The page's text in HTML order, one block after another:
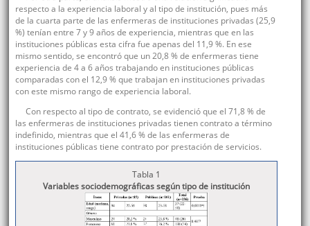
respecto a la experiencia laboral y al tipo de institución, pues más
de la cuarta parte de las enfermeras de instituciones privadas (25,9
%) tenían entre 7 y 9 años de experiencia, mientras que en las
instituciones públicas esta cifra fue apenas del 11,9 %. En ese
mismo sentido, se encontró que un 20,8 % de enfermeras tiene
experiencia de 4 a 6 años trabajando en instituciones públicas
comparadas con el 12,9 % que trabajan en instituciones privadas
con este mismo rango de experiencia laboral.
Con respecto al tipo de contrato, se evidenció que el 71,8 % de
las enfermeras de instituciones privadas tienen contrato a término
indefinido, mientras que el 41,6 % de las enfermeras de
instituciones públicas tiene contrato por prestación de servicios.
Tabla 1
Variables sociodemográficas según tipo de institución